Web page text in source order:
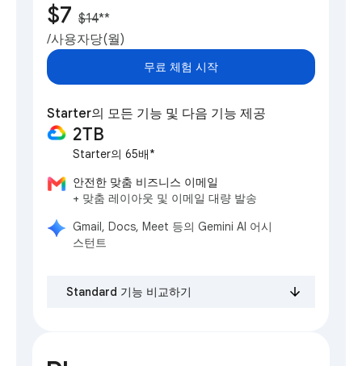
$7 $14**
/사용자당(월)
무료 체험 시작
Starter의 모든 기능 및 다음 기능 제공
2TB
Starter의 65배*
안전한 맞춤 비즈니스 이메일
+ 맞춤 레이아웃 및 이메일 대량 발송
Gmail, Docs, Meet 등의 Gemini AI 어시
스턴트
Standard 기능 비교하기